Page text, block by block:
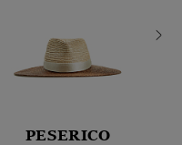
PESERICO